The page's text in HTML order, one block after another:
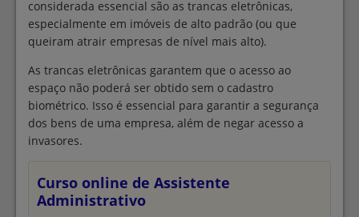
considerada essencial são as trancas eletrônicas,
especialmente em imóveis de alto padrão (ou que
queiram atrair empresas de nível mais alto).
As trancas eletrônicas garantem que o acesso ao
espaço não poderá ser obtido sem o cadastro
biométrico. Isso é essencial para garantir a segurança
dos bens de uma empresa, além de negar acesso a
invasores.
Curso online de Assistente
Administrativo